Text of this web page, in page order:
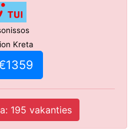
Kreta
195 vakanties